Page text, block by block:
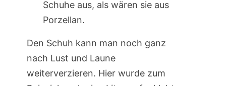
Schuhe aus, als wären sie aus
Porzellan.
Den Schuh kann man noch ganz
nach Lust und Laune
weiterverzieren. Hier wurde zum